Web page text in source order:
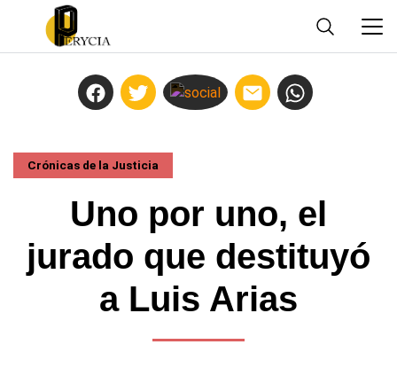
Crónicas de la Justicia
Uno por uno, el
jurado que destituyó
a Luis Arias